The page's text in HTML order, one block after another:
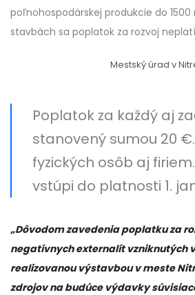
poľnohospodárskej produkcie do 1500
stavbách sa poplatok za rozvoj
Mestský úrad v
Poplatok za každý aj
stanovený sumou 20
fyzických osôb aj
vstúpi do platnosti 1.
„Dôvodom zavedenia poplatku za
negatívnych externalít vzniknutých
realizovanou výstavbou v meste
zdrojov na budúce výdavky